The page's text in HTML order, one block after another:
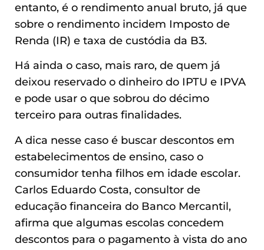
entanto, é o rendimento anual bruto, já que
sobre o rendimento incidem Imposto de
Renda (IR) e taxa de custódia da B3.
Há ainda o caso, mais raro, de quem já
deixou reservado o dinheiro do IPTU e IPVA
e pode usar o que sobrou do décimo
terceiro para outras finalidades.
A dica nesse caso é buscar descontos em
estabelecimentos de ensino, caso o
consumidor tenha filhos em idade escolar.
Carlos Eduardo Costa, consultor de
educação financeira do Banco Mercantil,
afirma que algumas escolas concedem
descontos para o pagamento à vista do ano